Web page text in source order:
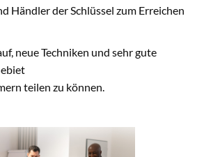
Händler der Schlüssel zum Erreichen
neue Techniken und sehr gute
teilen zu können.